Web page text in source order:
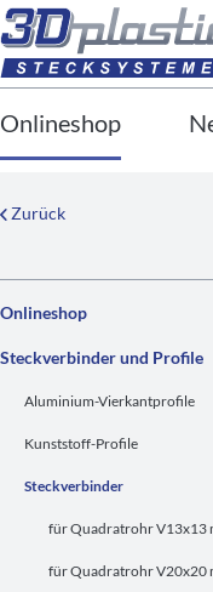
Onlineshop
Zurück
Onlineshop
Steckverbinder und Profile
Aluminium-Vierkantprofile
Kunststoff-Profile
Steckverbinder
für Quadratrohr V13x13
für Quadratrohr V20x20